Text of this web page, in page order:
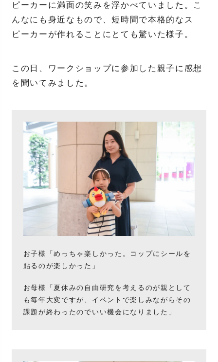
ピーカーに満面の笑みを浮かべていました。こ
んなにも身近なもので、短時間で本格的なス
ピーカーが作れることにとても驚いた様子。
この日、ワークショップに参加した親子に感想
を聞いてみました。
お子様「めっちゃ楽しかった。コップにシールを
貼るのが楽しかった」
お母様「夏休みの自由研究を考えるのが親として
も毎年大変ですが、イベントで楽しみながらその
課題が終わったのでいい機会になりました」